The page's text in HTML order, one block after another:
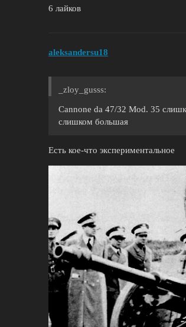
6 лайков
aleksandersu18
_zloy_gusss:
Cannone da 47/32 Mod. 35
слишком большая
Есть кое-что экспериментальное